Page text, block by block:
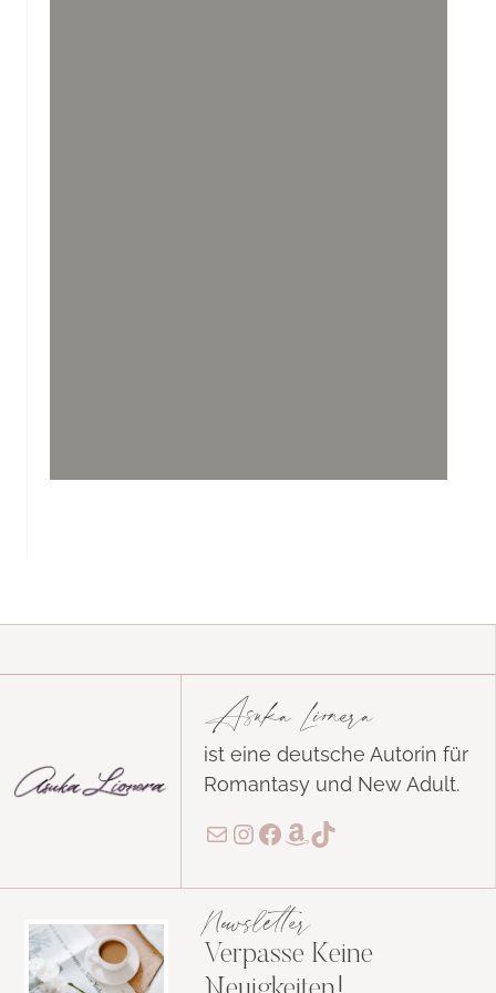
Asuka Lionera
ist eine deutsche Autorin für
Romantasy und New Adult.
E-MailInstagram
Facebook
Amazon
TikTok
Newsletter
Verpasse Keine